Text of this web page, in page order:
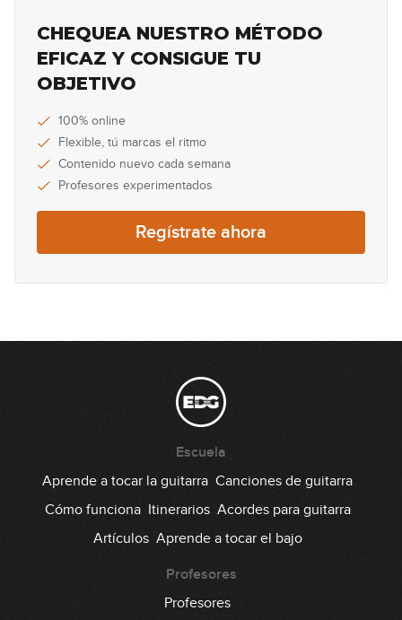
11
10:13
Intro
10:05
13
12:12
12/8 Slow Blues
14
Jump Blues
Otras ruedas de acordes
16:05
R&B / Soul
CHEQUEA NUESTRO MÉTODO
EFICAZ Y CONSIGUE TU
OBJETIVO
100% online
Flexible, tú marcas el ritmo
Contenido nuevo cada semana
Profesores experimentados
Regístrate ahora
Escuela
Aprende a tocar la guitarra Canciones de guitarra
Cómo funciona Itinerarios Acordes para guitarra
Artículos Aprende a tocar el bajo
Profesores
Profesores